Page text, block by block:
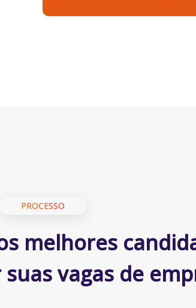
PROCESSO
melhores
vagas de